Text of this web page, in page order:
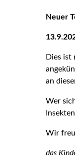
Neuer
Dies ist
an
Wer
Wir
das